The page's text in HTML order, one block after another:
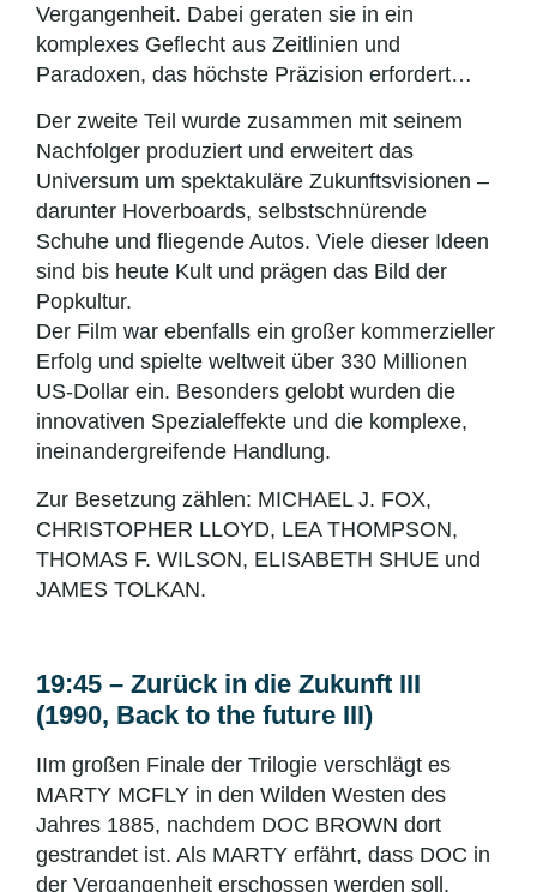
Vergangenheit. Dabei geraten sie in ein
komplexes Geflecht aus Zeitlinien und
Paradoxen, das höchste Präzision erfordert…
Der zweite Teil wurde zusammen mit seinem
Nachfolger produziert und erweitert das
Universum um spektakuläre Zukunftsvisionen –
darunter Hoverboards, selbstschnürende
Schuhe und fliegende Autos. Viele dieser Ideen
sind bis heute Kult und prägen das Bild der
Popkultur.
Der Film war ebenfalls ein großer kommerzieller
Erfolg und spielte weltweit über 330 Millionen
US-Dollar ein. Besonders gelobt wurden die
innovativen Spezialeffekte und die komplexe,
ineinandergreifende Handlung.
Zur Besetzung zählen: MICHAEL J. FOX,
CHRISTOPHER LLOYD, LEA THOMPSON,
THOMAS F. WILSON, ELISABETH SHUE und
JAMES TOLKAN.
19:45 – Zurück in die Zukunft III
(1990, Back to the future III)
IIm großen Finale der Trilogie verschlägt es
MARTY MCFLY in den Wilden Westen des
Jahres 1885, nachdem DOC BROWN dort
gestrandet ist. Als MARTY erfährt, dass DOC in
der Vergangenheit erschossen werden soll,